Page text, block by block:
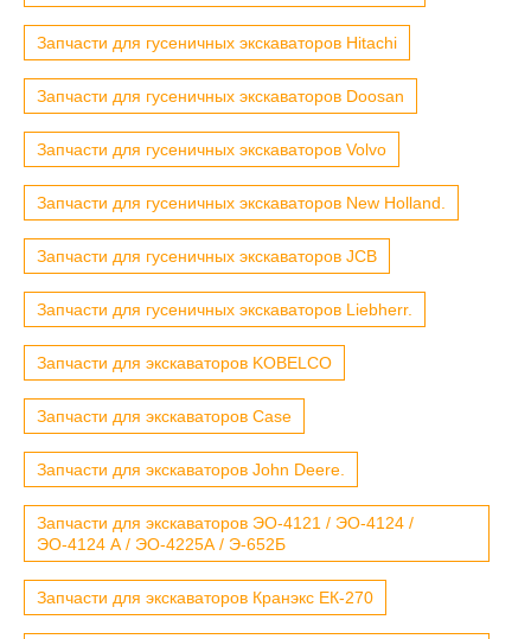
Запчасти для гусеничных экскаваторов Hitachi
Запчасти для гусеничных экскаваторов Doosan
Запчасти для гусеничных экскаваторов Volvo
Запчасти для гусеничных экскаваторов New Holland.
Запчасти для гусеничных экскаваторов JCB
Запчасти для гусеничных экскаваторов Liebherr.
Запчасти для экскаваторов KOBELCO
Запчасти для экскаваторов Case
Запчасти для экскаваторов John Deere.
Запчасти для экскаваторов ЭО-4121 / ЭО-4124 /
ЭО-4124 А / ЭО-4225А / Э-652Б
Запчасти для экскаваторов Кранэкс ЕК-270